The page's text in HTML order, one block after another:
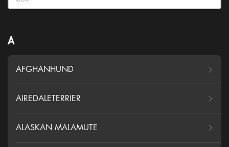
A
AFGHANHUND
AIREDALETERRIER
ALASKAN MALAMUTE